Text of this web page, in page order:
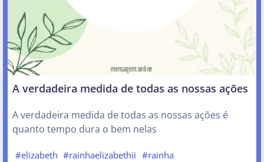
A verdadeira medida de todas as nossas ações
A verdadeira medida de todas as nossas ações é
quanto tempo dura o bem nelas
#elizabeth #rainhaelizabethii #rainha